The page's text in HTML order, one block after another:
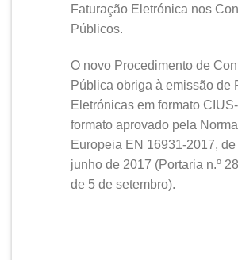
Faturação Eletrónica nos
Públicos.
O novo Procedimento de
Pública obriga à emissão de
Eletrónicas em formato
formato aprovado pela Norma
Europeia EN 16931-2017, de
junho de 2017 (Portaria n.º
de 5 de setembro).